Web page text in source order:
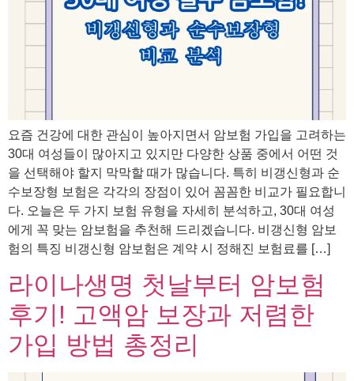
요즘 건강에 대한 관심이 높아지면서 암보험 가입을 고려하는
30대 여성들이 많아지고 있지만 다양한 상품 중에서 어떤 것
을 선택해야 할지 막막할 때가 많습니다. 특히 비갱신형과 순
수보장형 보험은 각각의 장점이 있어 꼼꼼한 비교가 필요합니
다. 오늘은 두 가지 보험 유형을 자세히 분석하고, 30대 여성
에게 꼭 맞는 암보험을 추천해 드리겠습니다. 비갱신형 암보
험의 특징 비갱신형 암보험은 계약 시 정해진 보험료를 […]
라이나생명 첫날부터 암보험
후기! 고액암 보장과 저렴한
가입 방법 총정리